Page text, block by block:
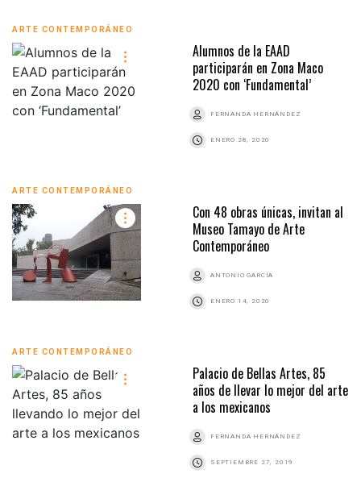
ARTE CONTEMPORÁNEO
Alumnos de la EAAD
participarán en Zona Maco
2020 con ‘Fundamental’
FERNANDA HERNÁNDEZ
ENERO 28, 2020
ARTE CONTEMPORÁNEO
Con 48 obras únicas, invitan al
Museo Tamayo de Arte
Contemporáneo
ANTONIO GARCÍA
ENERO 14, 2020
ARTE CONTEMPORÁNEO
Palacio de Bellas Artes, 85
años de llevar lo mejor del arte
a los mexicanos
FERNANDA HERNÁNDEZ
SEPTIEMBRE 27, 2019